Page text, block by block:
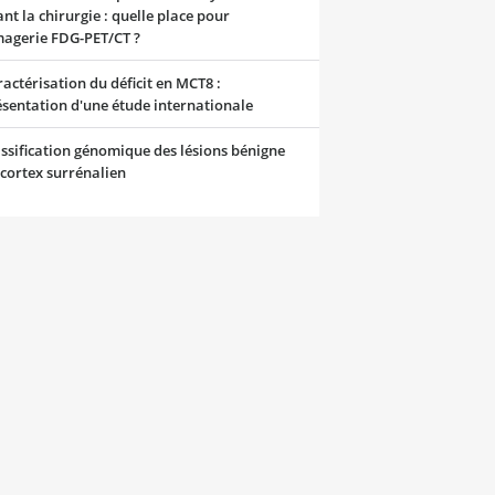
la chirurgie : quelle place pour
FDG-PET/CT ?
du déficit en MCT8 :
d'une étude internationale
génomique des lésions bénigne
surrénalien